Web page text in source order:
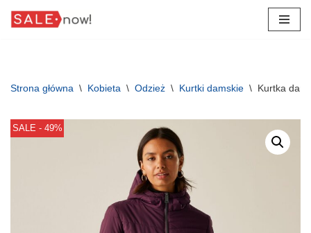
Strona główna \ Kobieta \ Odzież \ Kurtki damskie \ Kurtka
SALE - 49%